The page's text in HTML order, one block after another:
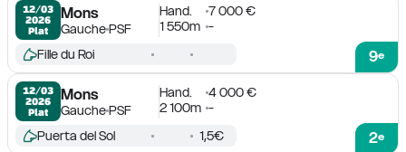
12/03
2026
Plat
Mons
GauchePSF
Hand.
7 000 €
1 550m -
9e
Fille du Roi
12/03
2026
Plat
Mons
GauchePSF
Hand.
4 000 €
2 100m -
2e
Puerta del Sol 1,5€